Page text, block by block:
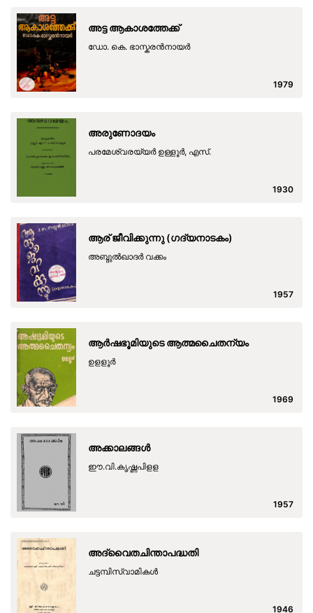
അട്ട ആകാശത്തേക്ക്
ഡോ. കെ. ഭാസ്കരൻനായർ
1979
അരുണോദയം
പരമേശ്വരയ്യര്‍ ഉള്ളൂര്‍, എസ്.
1930
ആര് ജീവിക്കുന്നു (ഗദ്യനാടകം)
അബ്ദുല്‍ഖാദര്‍ വക്കം
1957
ആര്‍ഷഭൂമിയുടെ ആത്മചൈതന്യം
ഉളളൂര്‍
1969
അക്കാലങ്ങള്‍
ഈ.വി.കൃഷ്ണപിളള
1957
അദ്വൈതചിന്താപദ്ധതി
ചട്ടമ്പിസ്വാമികള്‍
1946